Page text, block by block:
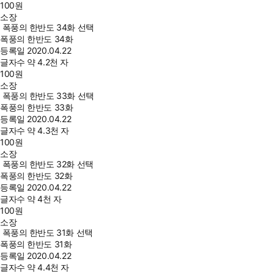
100원
소장
폭풍의 한반도 34화 선택
폭풍의 한반도 34화
등록일 2020.04.22
글자수 약 4.2천 자
100원
소장
폭풍의 한반도 33화 선택
폭풍의 한반도 33화
등록일 2020.04.22
글자수 약 4.3천 자
100원
소장
폭풍의 한반도 32화 선택
폭풍의 한반도 32화
등록일 2020.04.22
글자수 약 4천 자
100원
소장
폭풍의 한반도 31화 선택
폭풍의 한반도 31화
등록일 2020.04.22
글자수 약 4.4천 자